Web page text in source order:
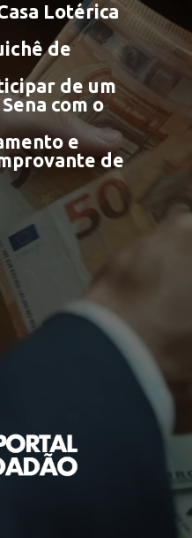
Lotérica
de
de um
com o
e
de